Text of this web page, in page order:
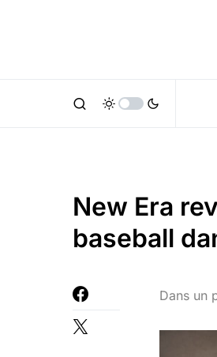
New Era
baseball
Dans un